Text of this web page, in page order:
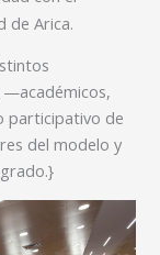
de Arica.
—académicos,
participativo de
del modelo y